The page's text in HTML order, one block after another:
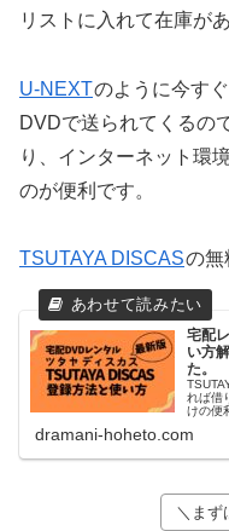
リストに入れて在庫が
U-NEXTのように今す
DVDで送られてくるの
り、インターネット環
のが便利です。
TSUTAYA DISCASの無
宅配
い方
た。
れば借
けの便
を解説
dramani-hoheto.com
＼まず